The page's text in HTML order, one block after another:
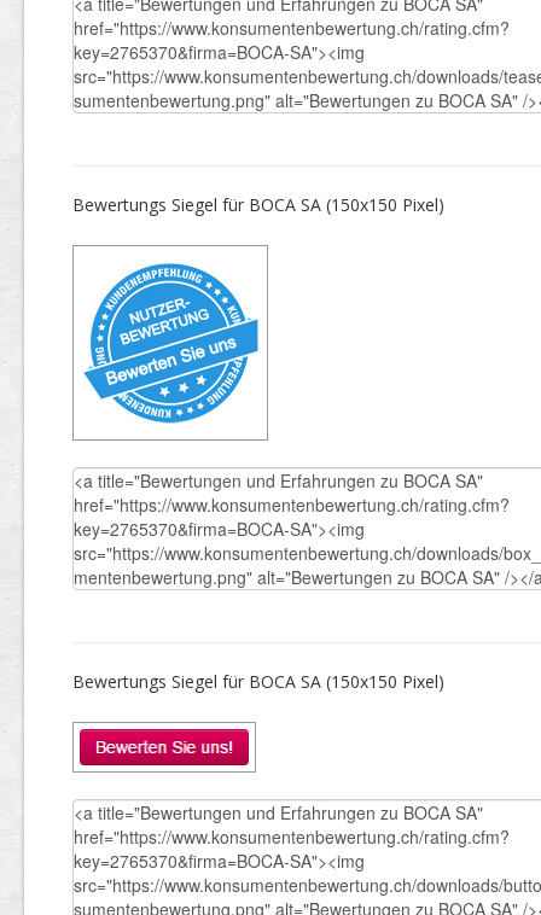
Bewertungs Siegel für BOCA SA (150x150 Pixel)
Bewertungs Siegel für BOCA SA (150x150 Pixel)